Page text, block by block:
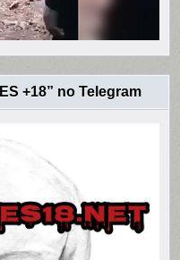
+18” no Telegram